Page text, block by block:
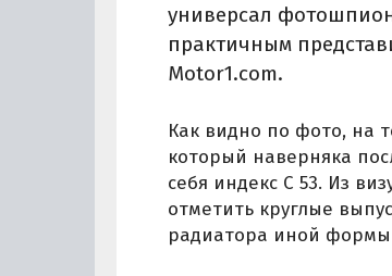
универсал
практичным
Motor1.com.
Как видно по фото, на
который наверняка
себя индекс C 53. Из
отметить круглые
радиатора иной формы